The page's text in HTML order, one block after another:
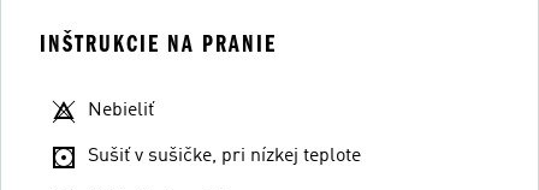
INŠTRUKCIE NA PRANIE
Nebieliť
Sušiť v sušičke, pri nízkej teplote